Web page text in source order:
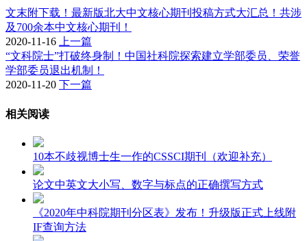
文末附下载！最新版北大中文核心期刊投稿方式大汇总！共涉
及700余本中文核心期刊！
2020-11-16 上一篇
“文科院士”打破终身制！中国社科院探索建立学部委员、荣誉
学部委员退出机制！
2020-11-20 下一篇
相关阅读
10本不歧视博士生一作的CSSCI期刊（欢迎补充）
论文中英文大小写、数字与标点的正确撰写方式
《2020年中科院期刊分区表》发布！升级版正式上线附
IF查询方法